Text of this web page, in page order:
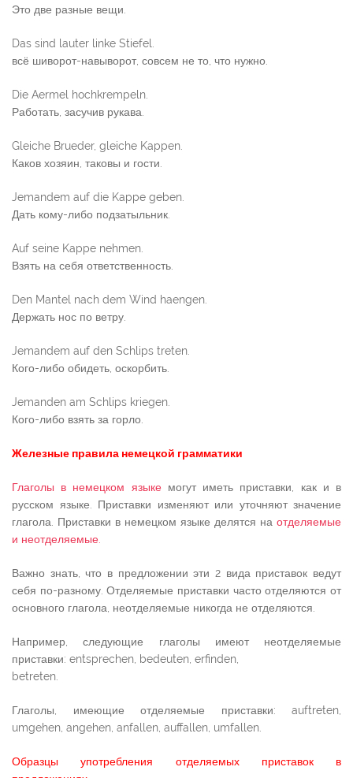
Это две разные вещи.
Das sind lauter linke Stiefel.
всё шиворот-навыворот, совсем не то, что нужно.
Die Aermel hochkrempeln.
Работать, засучив рукава.
Gleiche Brueder, gleiche Kappen.
Каков хозяин, таковы и гости.
Jemandem auf die Kappe geben.
Дать кому-либо подзатыльник.
Auf seine Kappe nehmen.
Взять на себя ответственность.
Den Mantel nach dem Wind haengen.
Держать нос по ветру.
Jemandem auf den Schlips treten.
Кого-либо обидеть, оскорбить.
Jemanden am Schlips kriegen.
Кого-либо взять за горло.
Железные правила немецкой грамматики
Глаголы в немецком языкемогут иметь приставки, как и в
русском языке. Приставки изменяют или уточняют значение
глагола. Приставки в немецком языке делятся на отделяемые
и неотделяемые.
Важно знать, что в предложении эти 2 вида приставок ведут
себя по-разному. Отделяемые приставки часто отделяются от
основного глагола, неотделяемые никогда не отделяются.
Например, следующие глаголы имеют неотделяемые
приставки: entsprechen, bedeuten, erfinden,
betreten.
Глаголы, имеющие отделяемые приставки: auftreten,
umgehen, angehen, anfallen, auffallen, umfallen.
Образцы употребления отделяемых приставок в